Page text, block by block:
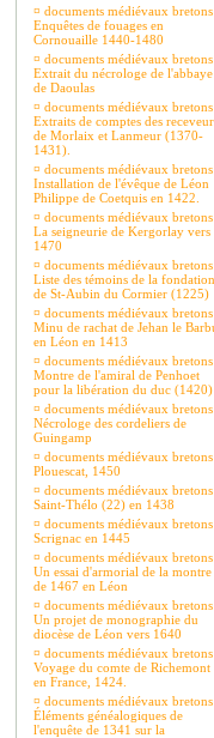
¤ documents médiévaux
Enquêtes de fouages en
Cornouaille 1440-1480
¤ documents médiévaux
Extrait du nécrologe de l'abbaye
de Daoulas
¤ documents médiévaux
Extraits de comptes des
de Morlaix et Lanmeur (1370-
1431).
¤ documents médiévaux
Installation de l'évêque de Léon
Philippe de Coetquis en 1422.
¤ documents médiévaux
La seigneurie de Kergorlay vers
1470
¤ documents médiévaux
Liste des témoins de la fondation
de St-Aubin du Cormier (1225)
¤ documents médiévaux
Minu de rachat de Jehan le
en Léon en 1413
¤ documents médiévaux
Montre de l'amiral de Penhoet
pour la libération du duc (1420)
¤ documents médiévaux
Nécrologe des cordeliers de
Guingamp
¤ documents médiévaux
Plouescat, 1450
¤ documents médiévaux
Saint-Thélo (22) en 1438
¤ documents médiévaux
Scrignac en 1445
¤ documents médiévaux
Un essai d'armorial de la montre
de 1467 en Léon
¤ documents médiévaux
Un projet de monographie du
diocèse de Léon vers 1640
¤ documents médiévaux
Voyage du comte de Richemont
en France, 1424.
¤ documents médiévaux
Éléments généalogiques de
l'enquête de 1341 sur la